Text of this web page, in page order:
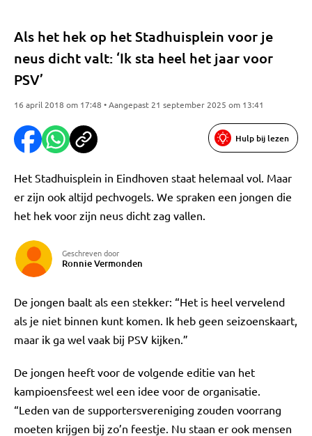
Als het hek op het Stadhuisplein voor je
neus dicht valt: ‘Ik sta heel het jaar voor
PSV’
16 april 2018 om 17:48 • Aangepast 21 september 2025 om 13:41
Hulp bij lezen
Het Stadhuisplein in Eindhoven staat helemaal vol. Maar
er zijn ook altijd pechvogels. We spraken een jongen die
het hek voor zijn neus dicht zag vallen.
Geschreven door
Ronnie Vermonden
De jongen baalt als een stekker: “Het is heel vervelend
als je niet binnen kunt komen. Ik heb geen seizoenskaart,
maar ik ga wel vaak bij PSV kijken.”
De jongen heeft voor de volgende editie van het
kampioensfeest wel een idee voor de organisatie.
“Leden van de supportersvereniging zouden voorrang
moeten krijgen bij zo’n feestje. Nu staan er ook mensen